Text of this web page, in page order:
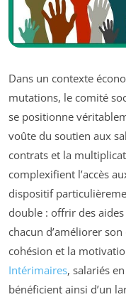
Dans un contexte
mutations, le comité
se positionne
voûte du soutien aux
contrats et la
complexifient l’accès
dispositif
double : offrir des
chacun d’améliorer
cohésion et la
Intérimaires, salariés
bénéficient ainsi d’un